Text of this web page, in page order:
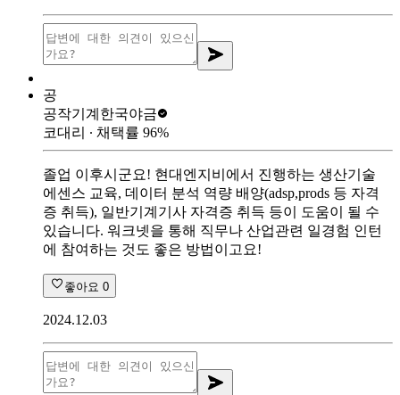
공
공작기계 한국야금
코대리 ∙ 채택률 96%
졸업 이후시군요! 현대엔지비에서 진행하는 생산기술
에센스 교육, 데이터 분석 역량 배양(adsp,prods 등 자격
증 취득), 일반기계기사 자격증 취득 등이 도움이 될 수
있습니다. 워크넷을 통해 직무나 산업관련 일경험 인턴
에 참여하는 것도 좋은 방법이고요!
좋아요 0
2024.12.03